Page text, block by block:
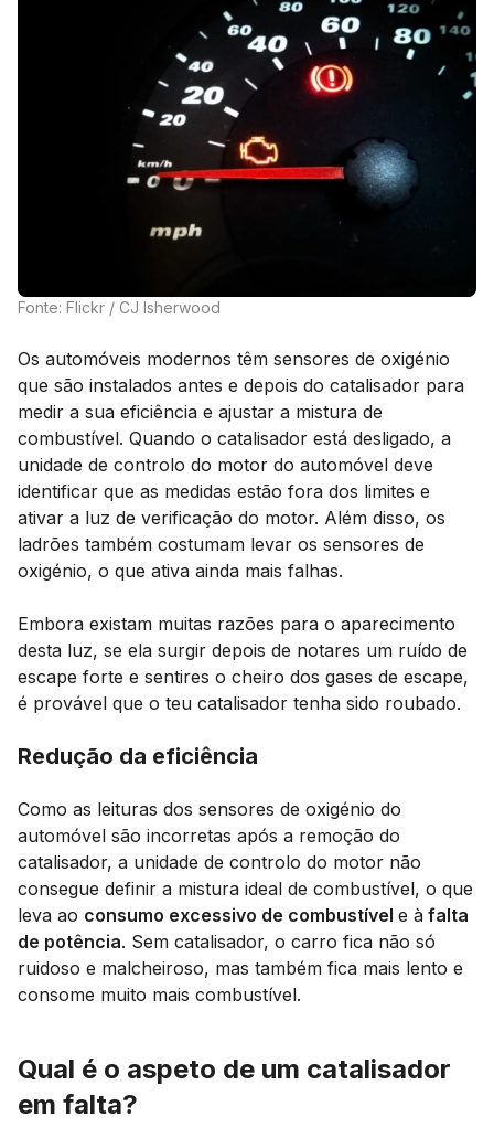
Fonte: Flickr / CJ Isherwood
Os automóveis modernos têm sensores de oxigénio
que são instalados antes e depois do catalisador para
medir a sua eficiência e ajustar a mistura de
combustível. Quando o catalisador está desligado, a
unidade de controlo do motor do automóvel deve
identificar que as medidas estão fora dos limites e
ativar a luz de verificação do motor. Além disso, os
ladrões também costumam levar os sensores de
oxigénio, o que ativa ainda mais falhas.
Embora existam muitas razões para o aparecimento
desta luz, se ela surgir depois de notares um ruído de
escape forte e sentires o cheiro dos gases de escape,
é provável que o teu catalisador tenha sido roubado.
Redução da eficiência
Como as leituras dos sensores de oxigénio do
automóvel são incorretas após a remoção do
catalisador, a unidade de controlo do motor não
consegue definir a mistura ideal de combustível, o que
leva ao consumo excessivo de combustível e à falta
de potência. Sem catalisador, o carro fica não só
ruidoso e malcheiroso, mas também fica mais lento e
consome muito mais combustível.
Qual é o aspeto de um catalisador
em falta?